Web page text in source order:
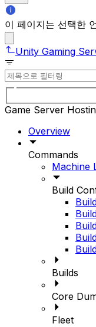
이 페이지는 선택한
Unity Gaming
Game Server
Overview
Commands
Machine
Build
Builds
Core
Fleet